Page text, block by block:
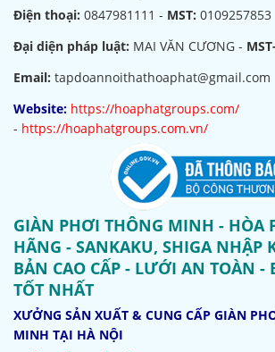
Điện thoại: 0847981111 - MST: 0109257853
Đại diện pháp luật: MAI VĂN CƯƠNG -
Email: tapdoannoithathoaphat@gmail.com
Website: https://hoaphatgroups.com/
- https://hoaphatgroups.com.vn/
GIÀN PHƠI THÔNG MINH - HÒA
HÃNG - SANKAKU, SHIGA NHẬP
BẢN CAO CẤP - LƯỚI AN TOÀN -
TỐT NHẤT
XƯỞNG SẢN XUẤT & CUNG CẤP GIÀN
MINH TẠI HÀ NỘI